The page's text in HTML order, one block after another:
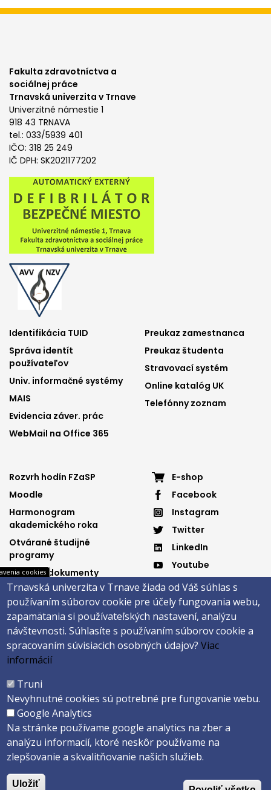
Fakulta zdravotníctva a
sociálnej práce
Trnavská univerzita v Trnave
Univerzitné námestie 1
918 43 TRNAVA
tel.: 033/5939 401
IČO: 318 25 249
IČ DPH: SK2021177202
Footer
menu
1
Identifikácia TUID
Správa identít
používateľov
Univ. informačné systémy
MAIS
Evidencia záver. prác
WebMail na Office 365
Footer
menu
2
Preukaz zamestnanca
Preukaz študenta
Stravovací systém
Online katalóg UK
Telefónny zoznam
Footer
menu
3
Rozvrh hodín FZaSP
Moodle
Harmonogram
akademického roka
Otvárané študijné
programy
Dôležité dokumenty
Elektronická knižnica
Footer
menu
4
E-shop
Facebook
Instagram
Twitter
LinkedIn
Youtube
Spotify
Päta
Správca obsahu
Copyright ©2026 Fakulta zdravotníctva a sociálnej práce · Trnavská
univerzita v Trnave
Created byActivIT s.r.o.
cookies
Trnavská univerzita v Trnave žiada od Váš súhlas s
používaním súborov cookie pre účely fungovania webu,
zapamätania si používateľských nastavení, analýzu
návštevnosti. Súhlasíte s používaním súborov cookie a
spracovaním súvisiacich osobných údajov?Viac
informácií
Truni
Nevyhnutné cookies sú potrebné pre fungovanie webu.
Google Analytics
Na stránke používame google analytics na zber a
analýzu informacií, ktoré neskôr používame na
zlepšovanie a skvalitňovanie našich služieb.
Uložiť